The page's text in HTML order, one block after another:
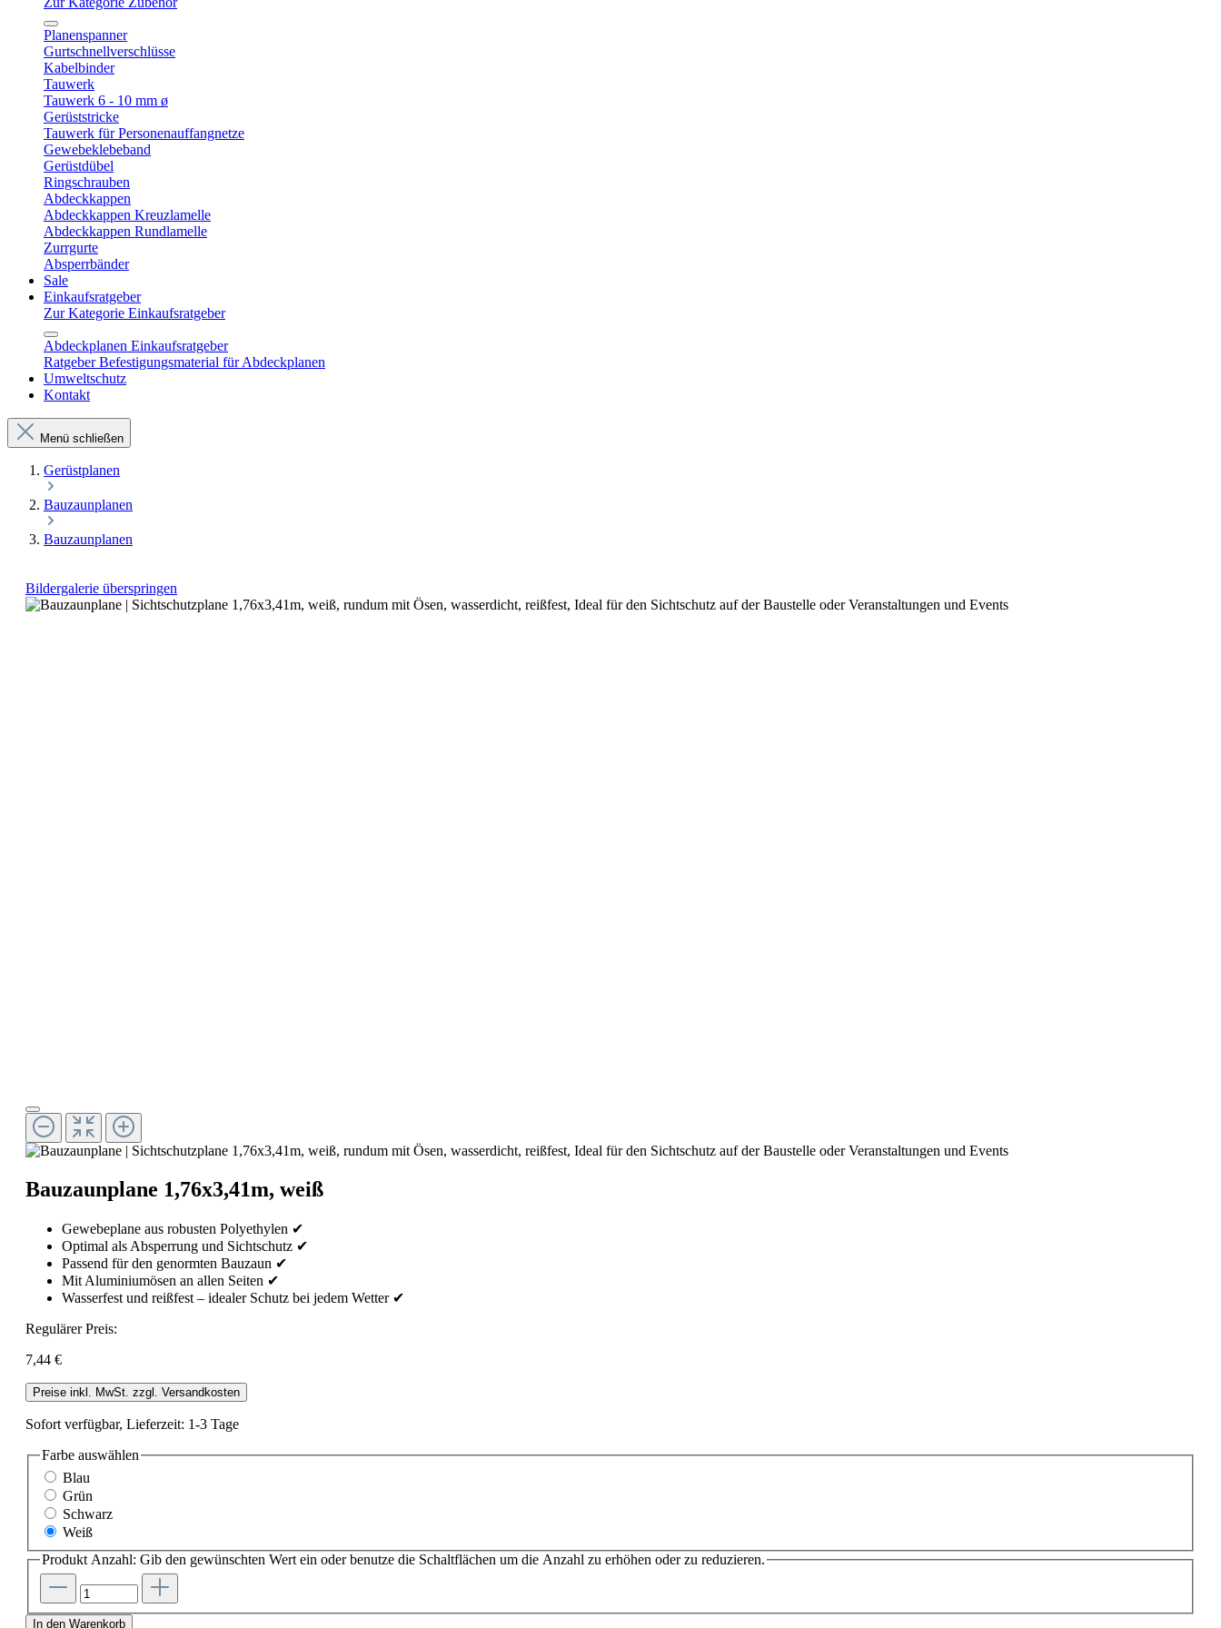
Planenspanner
Gurtschnellverschlüsse
Kabelbinder
Tauwerk
Tauwerk 6 - 10 mm ø
Gerüststricke
Tauwerk für Personenauffangnetze
Gewebeklebeband
Gerüstdübel
Ringschrauben
Abdeckkappen
Abdeckkappen Kreuzlamelle
Abdeckkappen Rundlamelle
Zurrgurte
Absperrbänder
Sale
Einkaufsratgeber
Zur Kategorie Einkaufsratgeber
Abdeckplanen Einkaufsratgeber
Ratgeber Befestigungsmaterial für Abdeckplanen
Umweltschutz
Kontakt
Menü schließen
Gerüstplanen
Bauzaunplanen
Bauzaunplanen
Bildergalerie überspringen
Bauzaunplane 1,76x3,41m, weiß
Gewebeplane aus robusten Polyethylen ✔
Optimal als Absperrung und Sichtschutz ✔
Passend für den genormten Bauzaun ✔
Mit Aluminiumösen an allen Seiten ✔
Wasserfest und reißfest – idealer Schutz bei jedem Wetter ✔
Regulärer Preis:
7,44 €
Preise inkl. MwSt. zzgl. Versandkosten
Sofort verfügbar, Lieferzeit: 1-3 Tage
Farbe auswählen
Blau
Grün
Schwarz
Weiß
Produkt Anzahl: Gib den gewünschten Wert ein oder benutze die Schaltflächen um die Anzahl zu erhöhen oder zu reduzieren.
In den Warenkorb